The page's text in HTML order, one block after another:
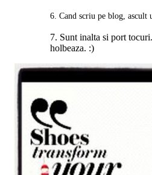
6. Cand scriu pe blog, ascult
7. Sunt inalta si port
holbeaza. :)